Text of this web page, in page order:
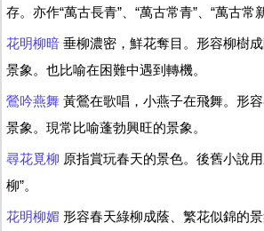
存。亦作“萬古長青”、“萬古常青”、“萬古常
花明柳暗 垂柳濃密，鮮花奪目。形容柳樹
景象。也比喻在困難中遇到轉機。
鶯吟燕舞 黃鶯在歌唱，小燕子在飛舞。形
景象。現常比喻蓬勃興旺的景象。
尋花覓柳 原指賞玩春天的景色。後舊小說
柳”。
花明柳媚 形容春天綠柳成蔭、繁花似錦的景